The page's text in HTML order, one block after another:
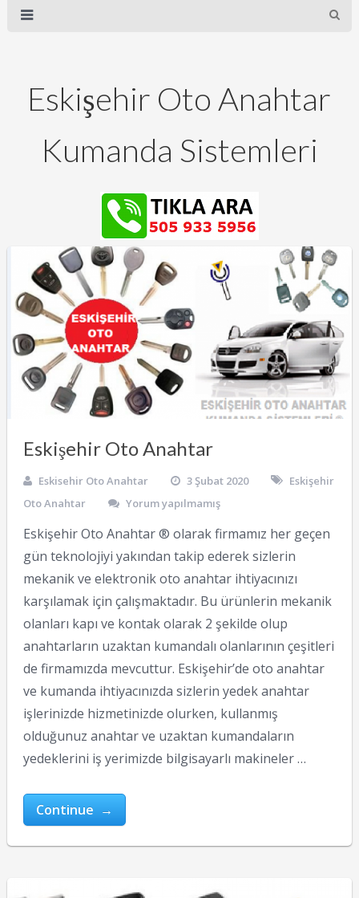
Eskişehir Oto Anahtar
Kumanda Sistemleri
Eskişehir Oto Anahtar
Eskisehir Oto Anahtar 3 Şubat 2020
Eskişehir
Oto Anahtar
Yorum yapılmamış
Eskişehir Oto Anahtar ® olarak firmamız her geçen
gün teknolojiyi yakından takip ederek sizlerin
mekanik ve elektronik oto anahtar ihtiyacınızı
karşılamak için çalışmaktadır. Bu ürünlerin mekanik
olanları kapı ve kontak olarak 2 şekilde olup
anahtarların uzaktan kumandalı olanlarının çeşitleri
de firmamızda mevcuttur. Eskişehir’de oto anahtar
ve kumanda ihtiyacınızda sizlerin yedek anahtar
işlerinizde hizmetinizde olurken, kullanmış
olduğunuz anahtar ve uzaktan kumandaların
yedeklerini iş yerimizde bilgisayarlı makineler …
Continue →